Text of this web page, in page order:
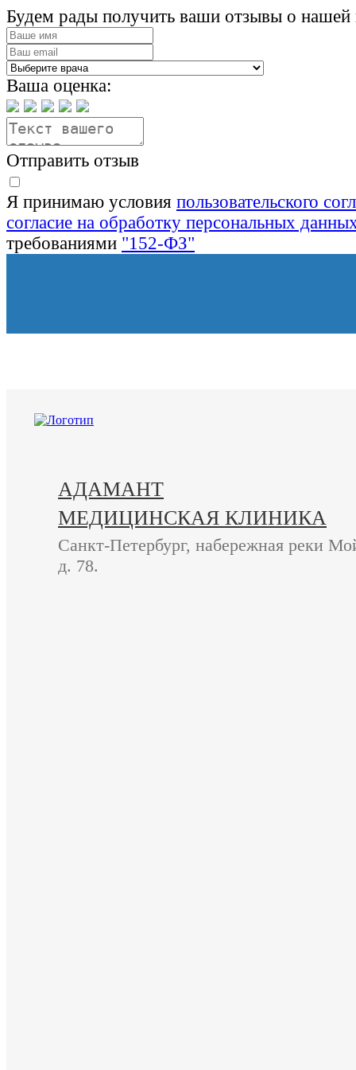
Будем рады получить ваши отзывы о нашей
Ваша оценка:
Отправить отзыв
Я принимаю условия пользовательского
согласие на обработку персональных
требованиями "152-ФЗ"
АДАМАНТ
МЕДИЦИНСКАЯ КЛИНИКА
Санкт-Петербург, набережная реки
д. 78.